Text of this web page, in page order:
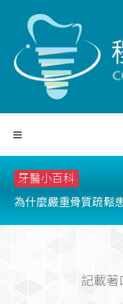
牙醫小百科
為什麼嚴重骨質疏鬆
記載著